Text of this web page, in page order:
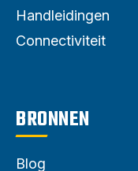
Handleidingen
Connectiviteit
BRONNEN
Blog